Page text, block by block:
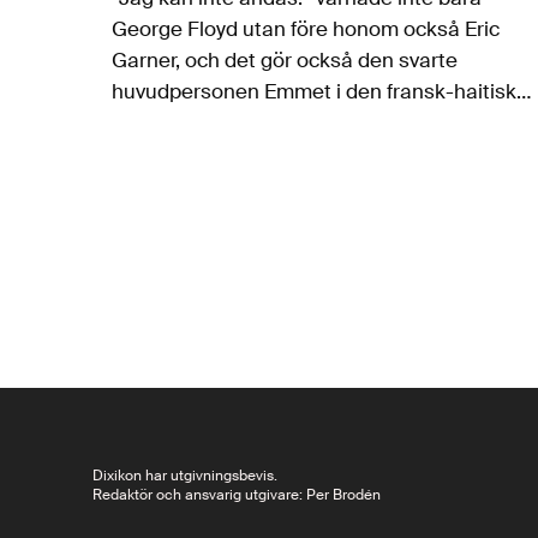
George Floyd utan före honom också Eric
Garner, och det gör också den svarte
huvudpersonen Emmet i den fransk-haitiske
Dixikon har utgivningsbevis.
Redaktör och ansvarig utgivare: Per Brodén